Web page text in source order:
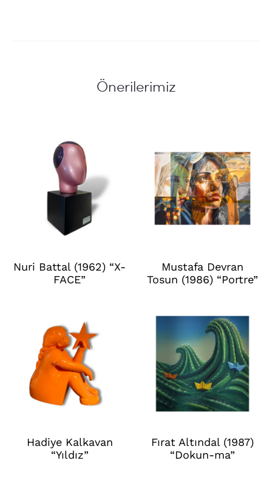
Önerilerimiz
Nuri Battal (1962) “X-
FACE”
Mustafa Devran
Tosun (1986) “Portre”
Hadiye Kalkavan
“Yıldız”
Fırat Altındal (1987)
“Dokun-ma”